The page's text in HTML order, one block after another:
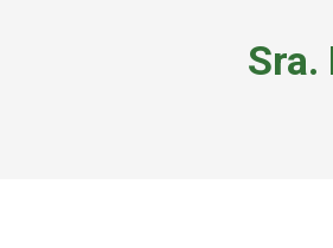
Sra.